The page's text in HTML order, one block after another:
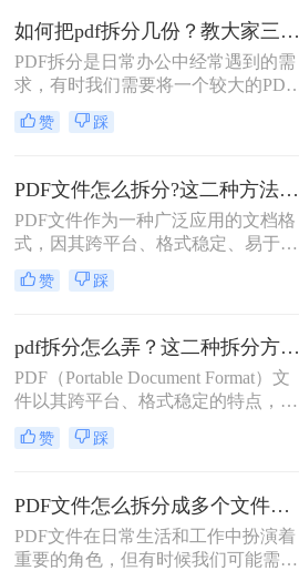
法。
如何把pdf拆分几份？教大家三种方法！
PDF拆分是日常办公中经常遇到的需
求，有时我们需要将一个较大的PDF
文件拆分成多个小文件，以便于分
享、存档或编辑。那么如何把pdf拆分
法，帮助你轻松将PDF文件拆分成多
份。
赞 踩
PDF文件怎么拆分?这二种方法教你轻松拆分!
PDF文件作为一种广泛应用的文档格
式，因其跨平台、格式稳定、易于打
印等优点，在办公、学习等领域得到
了广泛的使用。然而，有时我们可能
地管理和使用其中的内容。那么PDF
文件怎么拆分呢？本文将详细介绍
PDF文件拆分的方法和步骤，帮助读
者轻松实现PDF文件的拆分操作。
赞 踩
pdf拆分怎么弄？这二种拆分方法看看！
PDF（Portable Document Format）文
件以其跨平台、格式稳定的特点，在
办公、学习等领域得到了广泛应用。
然而，有时我们需要对PDF文件进行
内容。本文将详细介绍pdf拆分怎么弄
的方法，帮助读者轻松完成这一操
作。
赞 踩
PDF文件怎么拆分成多个文件？看看这三种拆分方法！
PDF文件在日常生活和工作中扮演着
重要的角色，但有时候我们可能需要